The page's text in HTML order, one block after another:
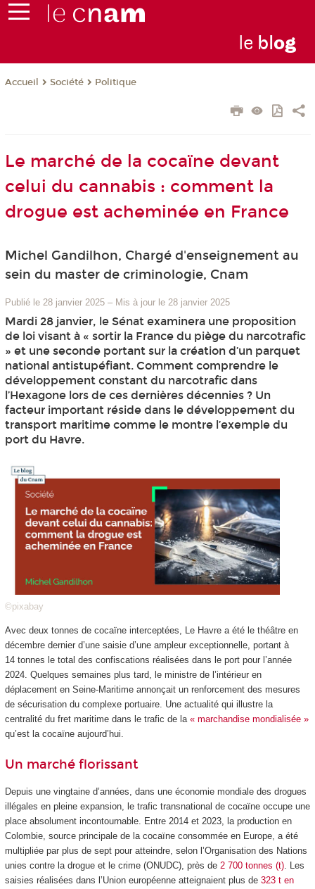
le blog
Accueil Société Politique
Le marché de la cocaïne devant
celui du cannabis : comment la
drogue est acheminée en France
Michel Gandilhon, Chargé d'enseignement au
sein du master de criminologie, Cnam
Publié le 28 janvier 2025 – Mis à jour le 28 janvier 2025
Mardi 28 janvier, le Sénat examinera une proposition
de loi visant à « sortir la France du piège du narcotrafic
» et une seconde portant sur la création d’un parquet
national antistupéfiant. Comment comprendre le
développement constant du narcotrafic dans
l’Hexagone lors de ces dernières décennies ? Un
facteur important réside dans le développement du
transport maritime comme le montre l’exemple du
port du Havre.
©pixabay
Avec deux tonnes de cocaïne interceptées, Le Havre a été le théâtre en
décembre dernier d’une saisie d’une ampleur exceptionnelle, portant à
14 tonnes le total des confiscations réalisées dans le port pour l’année
2024. Quelques semaines plus tard, le ministre de l’intérieur en
déplacement en Seine-Maritime annonçait un renforcement des mesures
de sécurisation du complexe portuaire. Une actualité qui illustre la
centralité du fret maritime dans le trafic de la « marchandise mondialisée »
qu’est la cocaïne aujourd’hui.
Un marché florissant
Depuis une vingtaine d’années, dans une économie mondiale des drogues
illégales en pleine expansion, le trafic transnational de cocaïne occupe une
place absolument incontournable. Entre 2014 et 2023, la production en
Colombie, source principale de la cocaïne consommée en Europe, a été
multipliée par plus de sept pour atteindre, selon l’Organisation des Nations
unies contre la drogue et le crime (ONUDC), près de 2 700 tonnes (t). Les
saisies réalisées dans l’Union européenne atteignaient plus de 323 t en